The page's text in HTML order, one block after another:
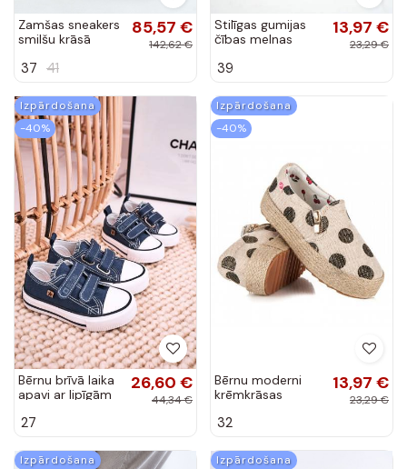
Zamšas sneakers
smilšu krāsā
85,57 €
142,62 €
37 41
Stilīgas gumijas
čības melnas
iešļūcenes ar
pērlītēm
13,97 €
23,29 €
39
Izpārdošana
-40%
Bērnu brīvā laika
apavi ar lipīgām
zilas krāsas
26,60 €
44,34 €
27
Izpārdošana
-40%
Bērnu moderni
krēmkrāsas
dekoratīvu
melniem...
13,97 €
23,29 €
32
Izpārdošana
Izpārdošana